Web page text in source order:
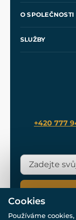
Velkoobchod
O SPOLEČNOSTI
SLUŽBY
Meče pro
+420 777
Cookies
Používáme